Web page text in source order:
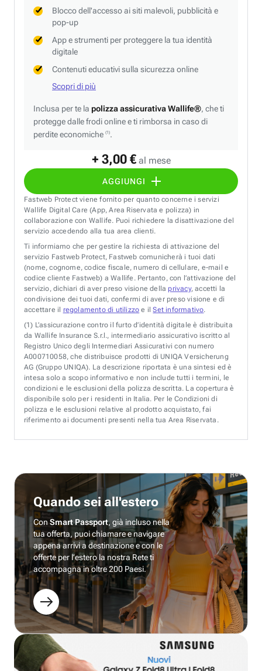
+ 3,00 € al mese
AGGIUNGI
Blocco dell'accesso ai siti malevoli, pubblicità e
pop-up
App e strumenti per proteggere la tua identità
digitale
Contenuti educativi sulla sicurezza online
Scopri di più
Inclusa per te la polizza assicurativa Wallife®, che ti
protegge dalle frodi online e ti rimborsa in caso di
perdite economiche (1).
Fastweb Protect viene fornito per quanto concerne i servizi
Wallife Digital Care (App, Area Riservata e polizza) in
collaborazione con Wallife. Puoi richiedere la disattivazione del
servizio accedendo alla tua area clienti.
Ti informiamo che per gestire la richiesta di attivazione del
servizio Fastweb Protect, Fastweb comunicherà i tuoi dati
(nome, cognome, codice fiscale, numero di cellulare, e-mail e
codice cliente Fastweb) a Wallife. Pertanto, con l’attivazione del
servizio, dichiari di aver preso visione della privacy, accetti la
condivisione dei tuoi dati, confermi di aver preso visione e di
accettare il regolamento di utilizzo e ilSet informativo.
(1) L’assicurazione contro il furto d’identità digitale è distribuita
da Wallife Insurance S.r.l., intermediario assicurativo iscritto al
Registro Unico degli Intermediari Assicurativi con numero
A000710058, che distribuisce prodotti di UNIQA Versicherung
AG (Gruppo UNIQA). La descrizione riportata è una sintesi ed è
intesa solo a scopo informativo e non include tutti i termini, le
condizioni e le esclusioni della polizza descritta. La copertura è
disponibile solo per i residenti in Italia. Per le Condizioni di
polizza e le esclusioni relative al prodotto acquistato, fai
riferimento ai documenti presenti nella tua Area Riservata.
Quando sei all'estero
ConSmart Passport, già incluso nella
tua offerta, puoi chiamare e navigare
appena arrivi a destinazione e con le
offerte per l’estero la nostra Rete ti
accompagna in oltre 200 Paesi.